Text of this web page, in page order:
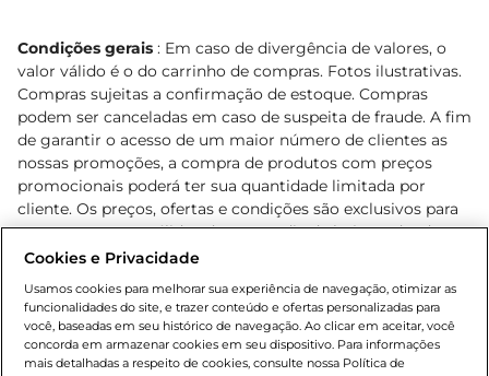
Condições gerais : Em caso de divergência de valores, o
valor válido é o do carrinho de compras. Fotos ilustrativas.
Compras sujeitas a confirmação de estoque. Compras
podem ser canceladas em caso de suspeita de fraude. A fim
de garantir o acesso de um maior número de clientes as
nossas promoções, a compra de produtos com preços
promocionais poderá ter sua quantidade limitada por
cliente. Os preços, ofertas e condições são exclusivos para
o e-commerce e válidos durante o dia de hoje, podendo
sofrer alterações sem prévia notificação. Proibida a venda
Lei n.º 8069/90, art. 81, inciso II (Estatuto da Criança e do
Adolescente). Preços e condições exclusivos para o
www.bretas.com.br, podendo sofrer alterações sem aviso
prévio. O valor mínimo para as compras on-line é de R$
Cookies e Privacidade
Usamos cookies para melhorar sua experiência de navegação, otimizar as
funcionalidades do site, e trazer conteúdo e ofertas personalizadas para
você, baseadas em seu histórico de navegação. Ao clicar em aceitar, você
concorda em armazenar cookies em seu dispositivo. Para informações
mais detalhadas a respeito de cookies, consulte nossa Política de